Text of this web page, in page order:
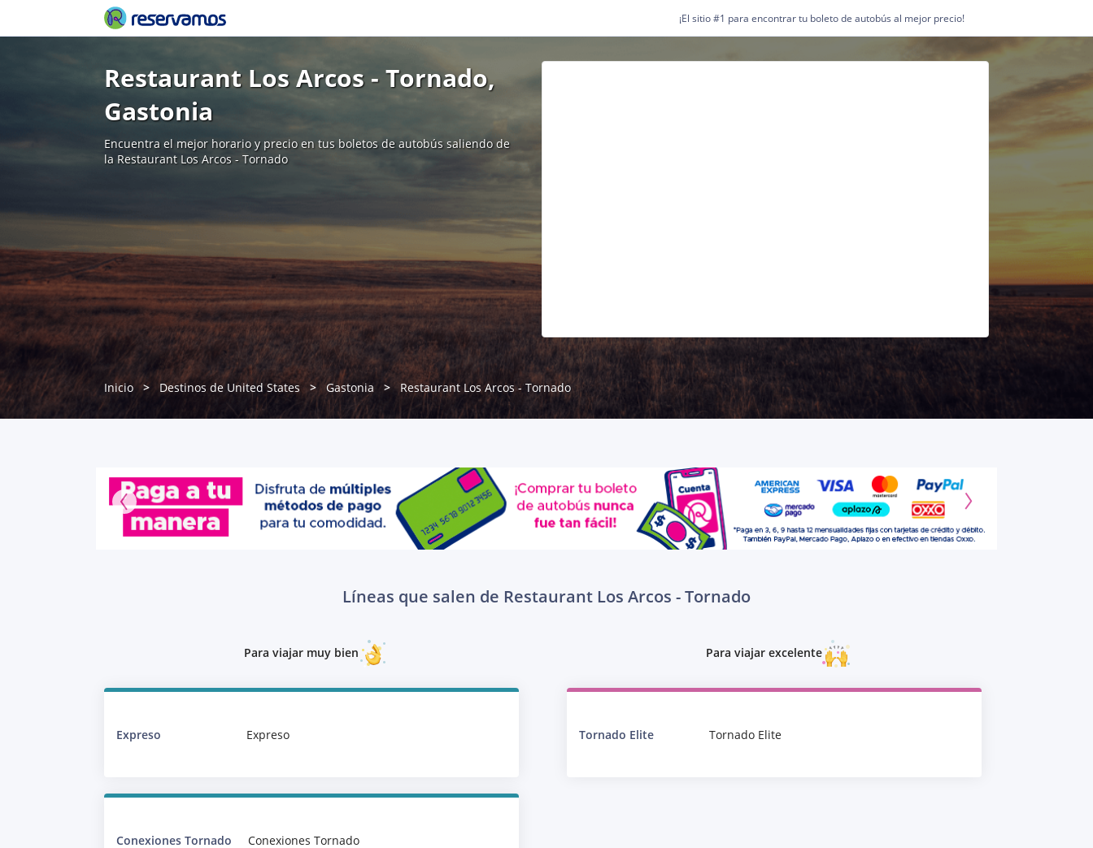
¡El sitio #1 para encontrar tu boleto de autobús al mejor precio!
Restaurant Los Arcos - Tornado,
Gastonia
Encuentra el mejor horario y precio en tus boletos de autobús saliendo de
la Restaurant Los Arcos - Tornado
Inicio Destinos de United States Gastonia Restaurant Los Arcos - Tornado
Líneas que salen de Restaurant Los Arcos - Tornado
Para viajar muy bien
Expreso Expreso
Conexiones Tornado Conexiones Tornado
Para viajar excelente
Tornado Elite Tornado Elite